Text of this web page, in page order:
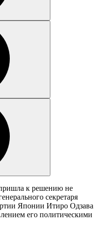
к решению не
секретаря
Японии Итиро Одзава
его политическими